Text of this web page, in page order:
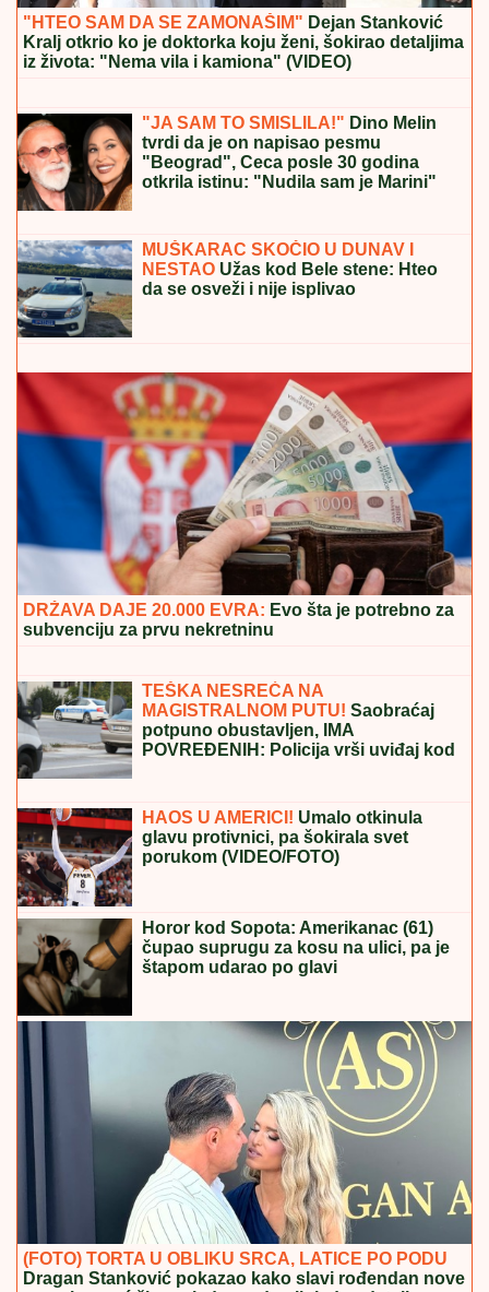
"ĆUTALA SAM GODINU DANA, ALI
VIŠE NEĆU"Jovana Jeremić nakon
veridbe Dragana Stankovića svima
ZAPUŠILA USTA: "Došlo je vreme!
MARINA VISKOVIĆ U NIKAD
SMELIJEMIZDANjU: U kaubojkama i
sa prorezom na suknji pokazala
izvajane noge, ali i nešto što nije htela
"HTEO SAM DA SE ZAMONAŠIM"Dejan Stanković
Kralj otkrio ko je doktorka koju ženi, šokirao detaljima
iz života: "Nema vila i kamiona" (VIDEO)
"ODUSTALI SMO OD VANTELESNE
NAKON NEUSPEŠNIH POKUŠAJA"
Voditeljka sa mužem slavi 16 godina
braka: "Dovoljni smo jedno drugom"
"JA SAM TO SMISLILA!"
otkrila istinu: "Nudila sam je Marini"
NIŠTA OD POVRATKA U PARTIZAN:Alen Smailagić
ima novi klub!
MUŠKARAC SKOČIO U DUNAV I
Užas kod Bele stene: Hteo
da se osveži i nije isplivao
Dragan Stanković verenici priredio
iznenađenje, podelio snimak sa
INTIMNE PROSLAVE Muzičari svirali
samo za nju, nije znala šta ju je snašlo:
"Najlepše uspomene"